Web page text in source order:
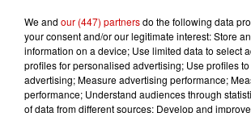
Gagnez vos
Musée du Sport
Mans !
We and our (447) partnersdo the following data
your consent and/or our legitimate interest: Store
information on a device; Use limited data to select
profiles for personalised advertising; Use profiles
advertising; Measure advertising performance;
performance; Understand audiences through
of data from different sources; Develop and